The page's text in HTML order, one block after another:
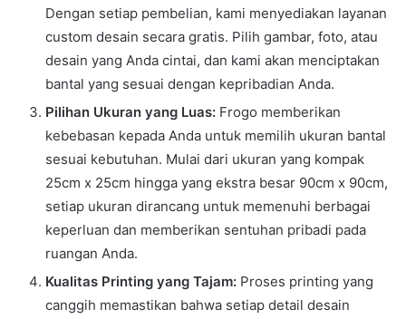
Dengan setiap pembelian, kami menyediakan layanan
custom desain secara gratis. Pilih gambar, foto, atau
desain yang Anda cintai, dan kami akan menciptakan
bantal yang sesuai dengan kepribadian Anda.
Pilihan Ukuran yang Luas: Frogo memberikan
kebebasan kepada Anda untuk memilih ukuran bantal
sesuai kebutuhan. Mulai dari ukuran yang kompak
25cm x 25cm hingga yang ekstra besar 90cm x 90cm,
setiap ukuran dirancang untuk memenuhi berbagai
keperluan dan memberikan sentuhan pribadi pada
ruangan Anda.
Kualitas Printing yang Tajam: Proses printing yang
canggih memastikan bahwa setiap detail desain